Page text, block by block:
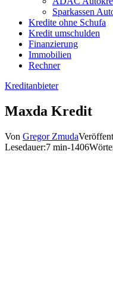
Sparkassen
Kredite ohne Schufa
Kredit umschulden
Finanzierung
Immobilien
Rechner
Kreditanbieter
Maxda Kredit
Von Gregor Zmuda
Lesedauer:7 min-1406